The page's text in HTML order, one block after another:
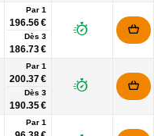
Par 1
196.56 €
Dès 3
186.73 €
Par 1
200.37 €
Dès 3
190.35 €
Par 1